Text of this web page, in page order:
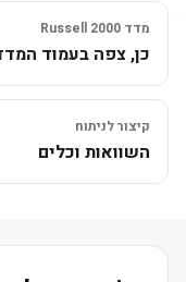
מדד Russell 2000
כן, צפה בעמוד
קיצור לניתוח
השוואות וכלים